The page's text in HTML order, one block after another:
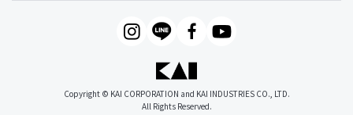
Copyright © KAI CORPORATION and KAI INDUSTRIES CO., LTD.
All Rights Reserved.